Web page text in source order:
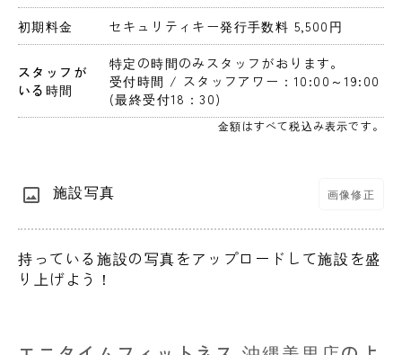
初期料金 セキュリティキー発行手数料 5,500円
スタッフが
いる時間
特定の時間のみスタッフがおります。
受付時間 / スタッフアワー：10:00～19:00
(最終受付18：30)
金額はすべて税込み表示です。
施設写真 画像修正
持っている施設の写真をアップロードして施設を盛
り上げよう！